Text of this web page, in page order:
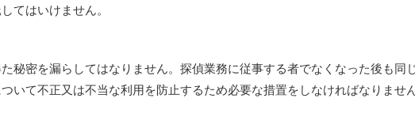
てはいけません。
秘密を漏らしてはなりません。探偵業務に従事する者でなくなった後も同じ
いて不正又は不当な利用を防止するため必要な措置をしなければなりません